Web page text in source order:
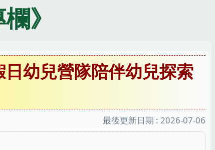
》
幼兒營隊陪伴幼兒探索
最後更新日期 : 2026-07-06